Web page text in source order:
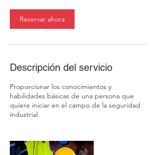
Reservar ahora
Descripción del servicio
Proporcionar los conocimientos y
habilidades básicas de una persona que
quiere iniciar en el campo de la seguridad
industrial.